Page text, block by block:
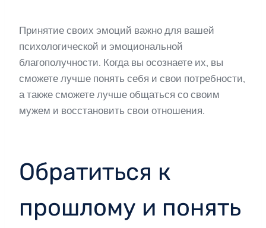
Принятие своих эмоций важно для вашей
психологической и эмоциональной
благополучности. Когда вы осознаете их, вы
сможете лучше понять себя и свои потребности,
а также сможете лучше общаться со своим
мужем и восстановить свои отношения.
Обратиться к
прошлому и понять